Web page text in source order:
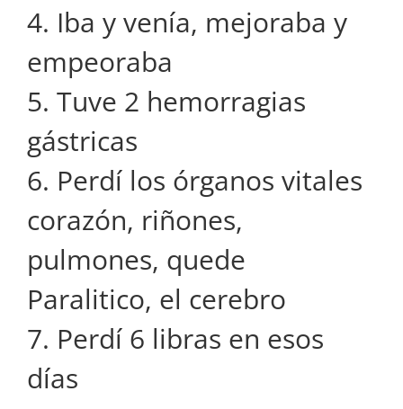
4. Iba y venía, mejoraba y
empeoraba
5. Tuve 2 hemorragias
gástricas
6. Perdí los órganos vitales
corazón, riñones,
pulmones, quede
Paralitico, el cerebro
7. Perdí 6 libras en esos
días